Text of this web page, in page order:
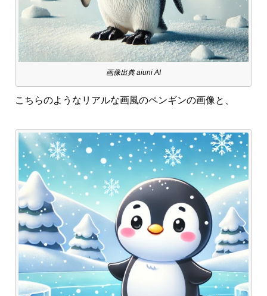
画像出典 aiuni AI
こちらのようなリアルな画風のペンギンの画像と、